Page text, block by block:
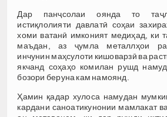
Дар панҷсолаи оянда то
истиқлолияти давлатӣ соҳаи
хоми ватанӣ имконият медиҳад, ки
маъдан, аз ҷумла металлҳои
инчунин маҳсулоти кишоварзӣ ва
якчанд соҳаҳо комилан рушд
бозори беруна кам намоянд.
Ҳамин қадар хулоса намудан
кардани саноатикунонии мамлакат